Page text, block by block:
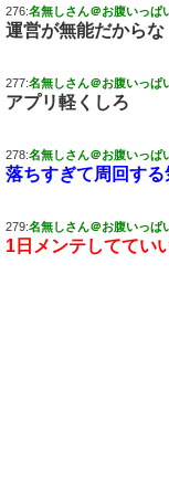
276:名無しさん＠お腹いっぱ
運営が無能だからな
277:名無しさん＠お腹いっぱ
アプリ軽くしろ
278:名無しさん＠お腹いっぱ
落ちすぎて周回す
279:名無しさん＠お腹いっぱ
1日メンテしててい